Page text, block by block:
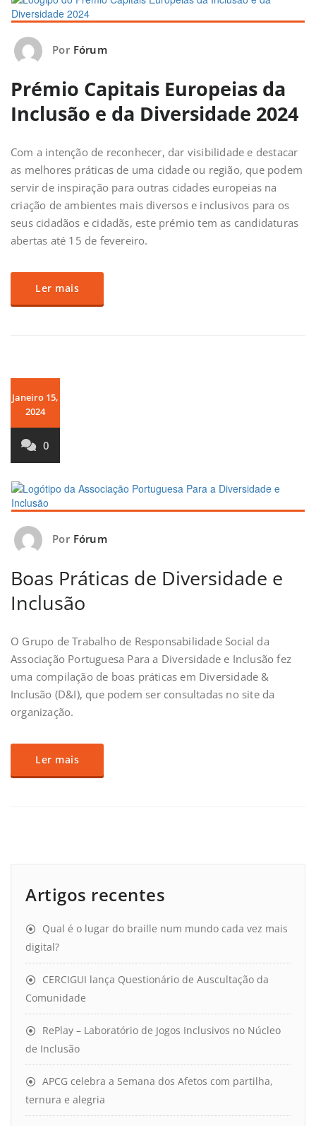
Por Fórum
Prémio Capitais Europeias da
Inclusão e da Diversidade 2024
Com a intenção de reconhecer, dar visibilidade e destacar
as melhores práticas de uma cidade ou região, que podem
servir de inspiração para outras cidades europeias na
criação de ambientes mais diversos e inclusivos para os
seus cidadãos e cidadãs, este prémio tem as candidaturas
abertas até 15 de fevereiro.
Ler mais
Janeiro 15,
2024
0
Por Fórum
Boas Práticas de Diversidade e
Inclusão
O Grupo de Trabalho de Responsabilidade Social da
Associação Portuguesa Para a Diversidade e Inclusão fez
uma compilação de boas práticas em Diversidade &
Inclusão (D&I), que podem ser consultadas no site da
organização.
Ler mais
Artigos recentes
Qual é o lugar do braille num mundo cada vez mais
digital?
CERCIGUI lança Questionário de Auscultação da
Comunidade
RePlay – Laboratório de Jogos Inclusivos no Núcleo
de Inclusão
APCG celebra a Semana dos Afetos com partilha,
ternura e alegria